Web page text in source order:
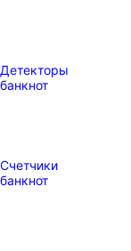
Детекторы
банкнот
Счетчики
банкнот